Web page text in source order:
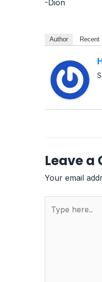
-Dion
Author Recent
Leave a
Your email
here..